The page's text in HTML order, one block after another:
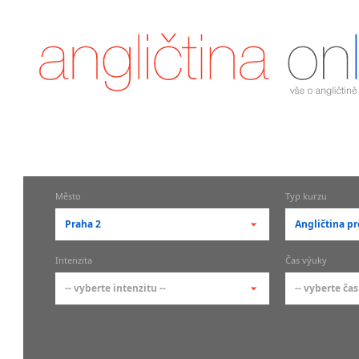
Město
Praha 2
-- vyberte město --
pražské městské části
Typ kurzu
Angličtina
-- vyberte
Intenzita
-- vyberte intenzitu --
Čas výuky
-- vyberte